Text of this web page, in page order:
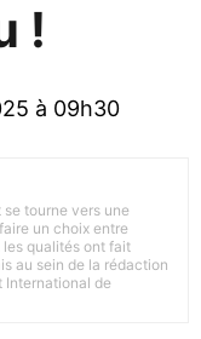
!
à 09h30
se tourne vers une
un choix entre
qualités ont fait
au sein de la rédaction
International de